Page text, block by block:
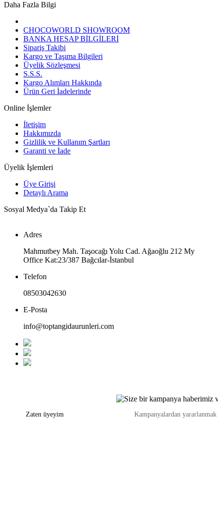
Daha Fazla Bilgi
CHOCOWORLD SHOWROOM
BANKA HESAP BİLGİLERİ
Sipariş Takibi
Kargo ve Taşıma Bilgileri
Üyelik Sözleşmesi
S.S.S.
Kargo Alımları Hakkında
Ürün Geri İadelerinde
Online İşlemler
İletişim
Hakkımızda
Gizlilik ve Kullanım Şartları
Garanti ve İade
Üyelik İşlemleri
Üye Girişi
Detaylı Arama
Sosyal Medya`da Takip Et
Adres
Mahmutbey Mah. Taşocağı Yolu Cad. Ağaoğlu 212 My
Office Kat:23/387 Bağcılar-İstanbul
Telefon
08503042630
E-Posta
info@toptangidaurunleri.com
Kampanyalardan
Zaten üyeyim